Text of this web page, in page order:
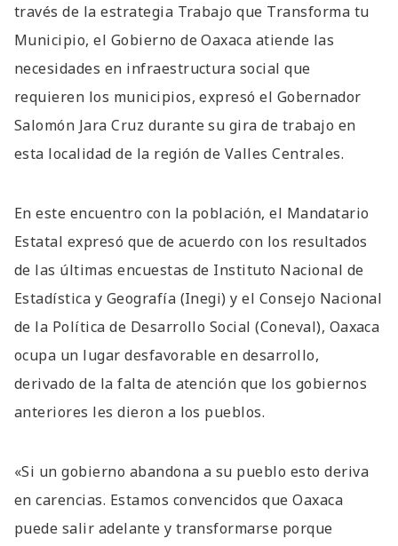
través de la estrategia Trabajo que Transforma tu
Municipio, el Gobierno de Oaxaca atiende las
necesidades en infraestructura social que
requieren los municipios, expresó el Gobernador
Salomón Jara Cruz durante su gira de trabajo en
esta localidad de la región de Valles Centrales.
En este encuentro con la población, el Mandatario
Estatal expresó que de acuerdo con los resultados
de las últimas encuestas de Instituto Nacional de
Estadística y Geografía (Inegi) y el Consejo Nacional
de la Política de Desarrollo Social (Coneval), Oaxaca
ocupa un lugar desfavorable en desarrollo,
derivado de la falta de atención que los gobiernos
anteriores les dieron a los pueblos.
«Si un gobierno abandona a su pueblo esto deriva
en carencias. Estamos convencidos que Oaxaca
puede salir adelante y transformarse porque